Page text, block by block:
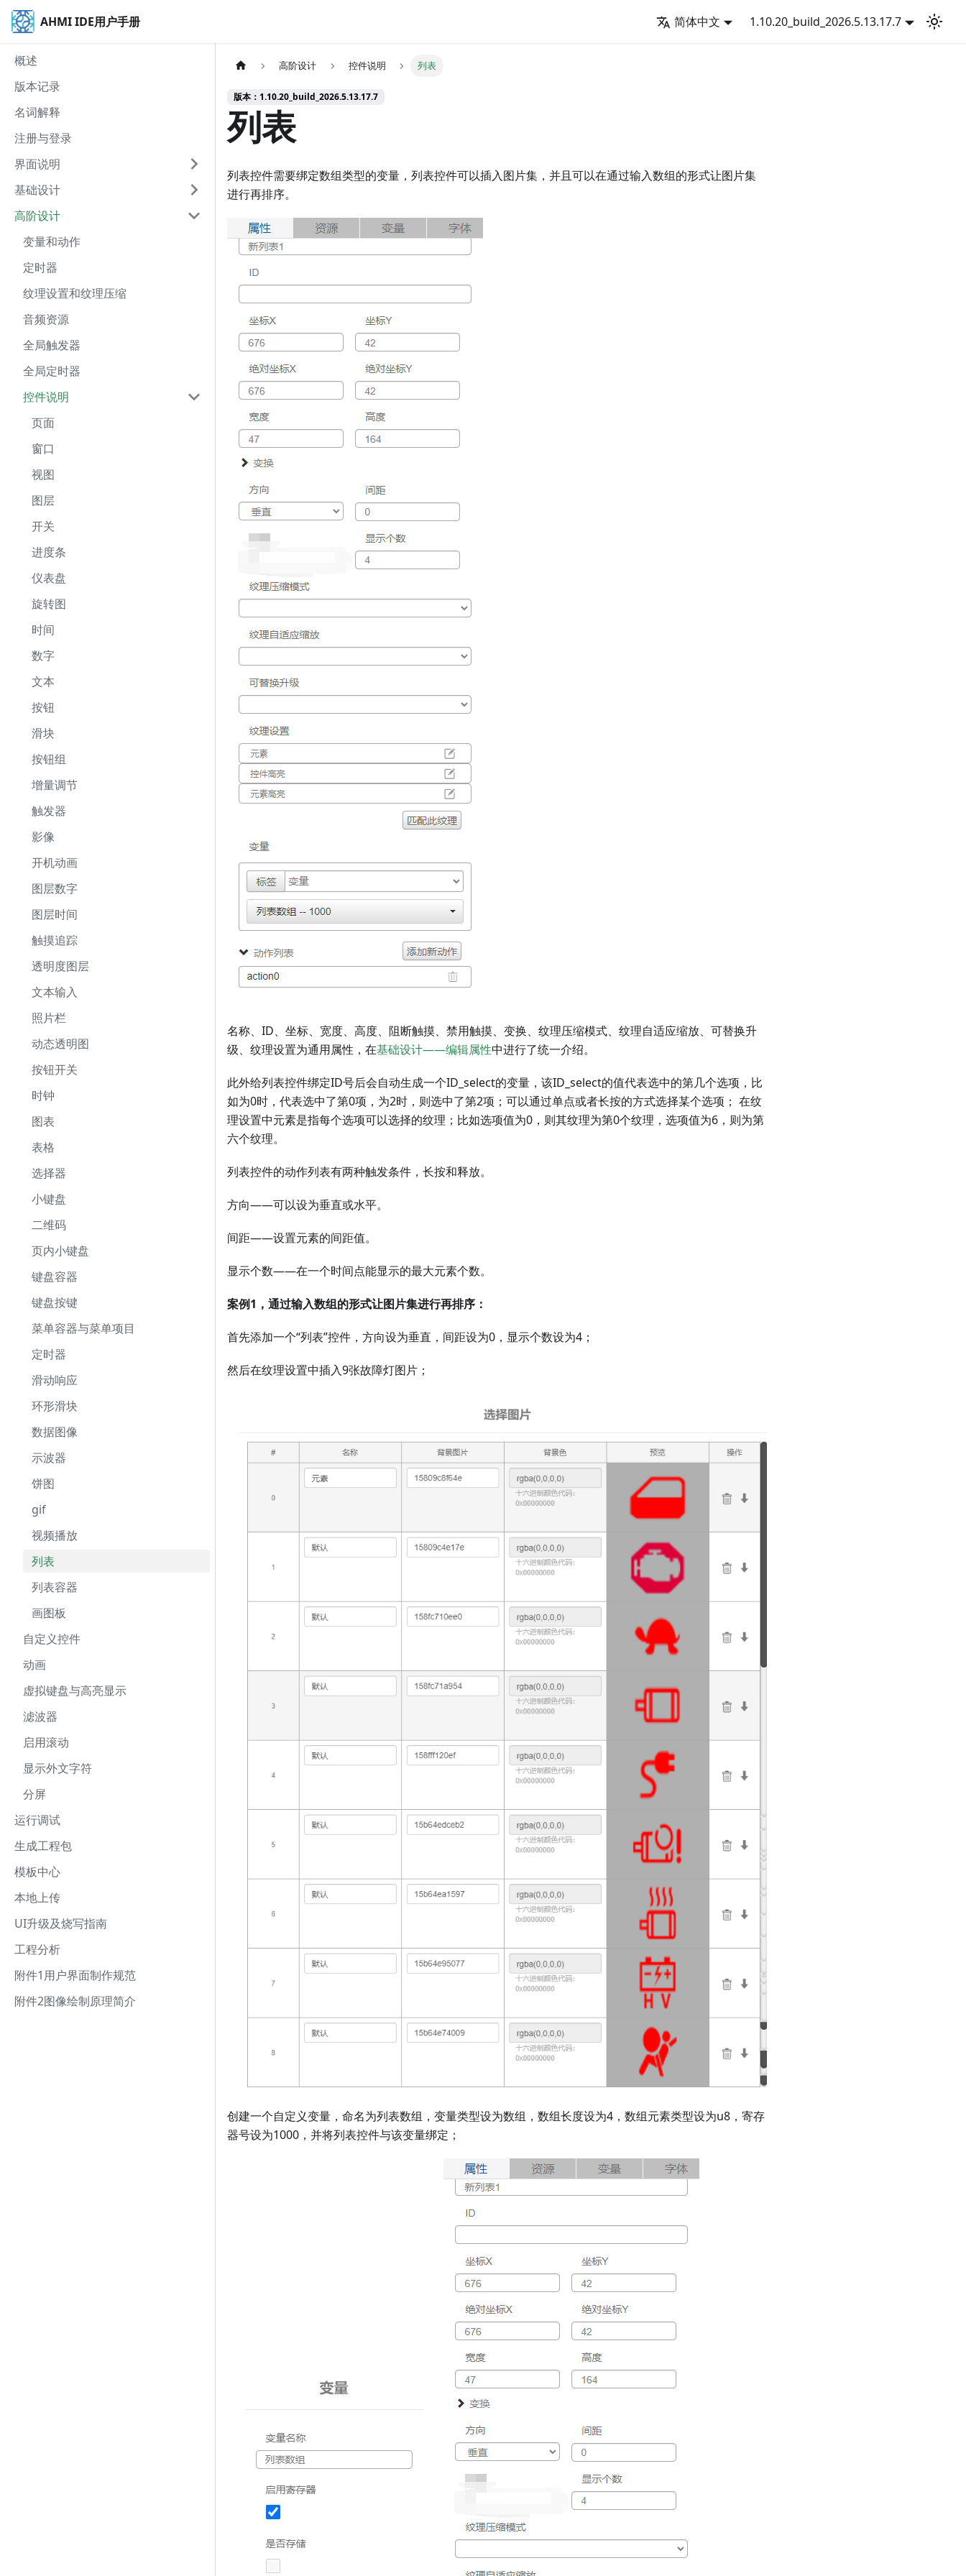
AHMI IDE用户手册 简体中文 1.10.20_build_2026.5.13.17.7
概述
版本记录
名词解释
注册与登录
界面说明
基础设计
高阶设计
变量和动作
定时器
纹理设置和纹理压缩
音频资源
全局触发器
全局定时器
控件说明
页面
窗口
视图
图层
开关
进度条
仪表盘
旋转图
时间
数字
文本
按钮
滑块
按钮组
增量调节
触发器
影像
开机动画
图层数字
图层时间
触摸追踪
透明度图层
文本输入
照片栏
动态透明图
按钮开关
时钟
图表
表格
选择器
小键盘
二维码
页内小键盘
键盘容器
键盘按键
菜单容器与菜单项目
定时器
滑动响应
环形滑块
数据图像
示波器
饼图
gif
视频播放
列表
列表容器
画图板
自定义控件
动画
虚拟键盘与高亮显示
滤波器
启用滚动
显示外文字符
分屏
运行调试
生成工程包
模板中心
本地上传
UI升级及烧写指南
工程分析
附件1用户界面制作规范
附件2图像绘制原理简介
高阶设计 控件说明 列表
版本：1.10.20_build_2026.5.13.17.7
列表
列表控件需要绑定数组类型的变量，列表控件可以插入图片集，并且可以在通过输入数组的形式让图片集
进行再排序。
名称、ID、坐标、宽度、高度、阻断触摸、禁用触摸、变换、纹理压缩模式、纹理自适应缩放、可替换升
级、纹理设置为通用属性，在基础设计——编辑属性中进行了统一介绍。
此外给列表控件绑定ID号后会自动生成一个ID_select的变量，该ID_select的值代表选中的第几个选项，比
如为0时，代表选中了第0项，为2时，则选中了第2项；可以通过单点或者长按的方式选择某个选项； 在纹
理设置中元素是指每个选项可以选择的纹理；比如选项值为0，则其纹理为第0个纹理，选项值为6，则为第
六个纹理。
列表控件的动作列表有两种触发条件，长按和释放。
方向——可以设为垂直或水平。
间距——设置元素的间距值。
显示个数——在一个时间点能显示的最大元素个数。
案例1，通过输入数组的形式让图片集进行再排序：
首先添加一个“列表”控件，方向设为垂直，间距设为0，显示个数设为4；
然后在纹理设置中插入9张故障灯图片；
创建一个自定义变量，命名为列表数组，变量类型设为数组，数组长度设为4，数组元素类型设为u8，寄存
器号设为1000，并将列表控件与该变量绑定；